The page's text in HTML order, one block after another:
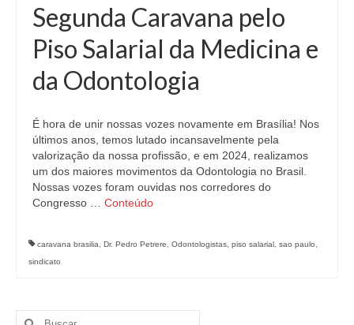
Segunda Caravana pelo
Piso Salarial da Medicina e
da Odontologia
É hora de unir nossas vozes novamente em Brasília! Nos
últimos anos, temos lutado incansavelmente pela
valorização da nossa profissão, e em 2024, realizamos
um dos maiores movimentos da Odontologia no Brasil.
Nossas vozes foram ouvidas nos corredores do
Congresso … Conteúdo
caravana brasilia Dr. Pedro Petrere Odontologistas piso salarial sao paulo
sindicato
Buscar